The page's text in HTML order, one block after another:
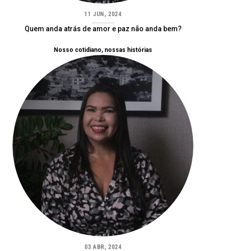
11 JUN, 2024
Quem anda atrás de amor e paz não anda bem?
Nosso cotidiano, nossas histórias
03 ABR, 2024